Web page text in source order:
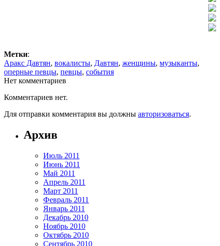
Метки:
Аракс Давтян, вокалисты, Давтян, женщины, музыканты,
оперные певцы, певцы, события
Нет комментариев
Комментариев нет.
Для отправки комментария вы должны авторизоваться.
Архив
Июль 2011
Июнь 2011
Май 2011
Апрель 2011
Март 2011
Февраль 2011
Январь 2011
Декабрь 2010
Ноябрь 2010
Октябрь 2010
Сентябрь 2010